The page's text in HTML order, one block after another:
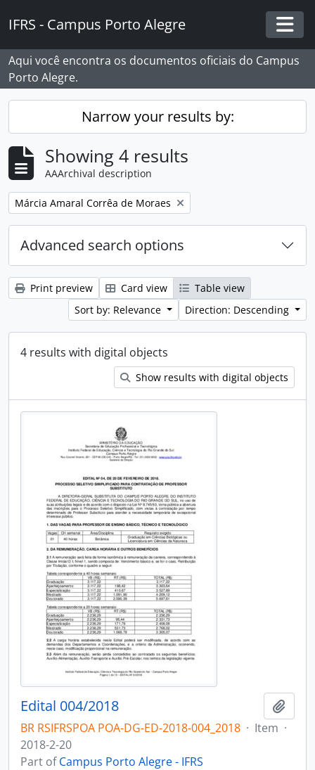
IFRS - Campus Porto Alegre
Aqui você encontra os documentos oficiais do Campus
Porto Alegre.
Narrow your results by:
Showing 4 results
AAArchival description
Remove filter:
Márcia Amaral Corrêa de Moraes
Advanced search options
Print preview Card view
Table view
Sort by: Relevance
Direction: Descending
4 results with digital objects
Show results with digital objects
Edital 004/2018
BR RSIFRSPOA POA-DG-ED-2018-004_2018 · Item ·
2018-2-20
Part ofCampus Porto Alegre - IFRS